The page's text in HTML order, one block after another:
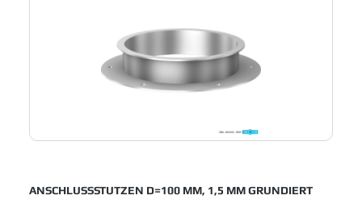
ANSCHLUSSSTUTZEN D=100 MM, 1,5 MM GRUNDIERT